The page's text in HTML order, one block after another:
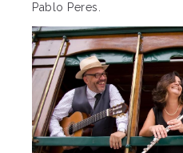
Pablo Peres.